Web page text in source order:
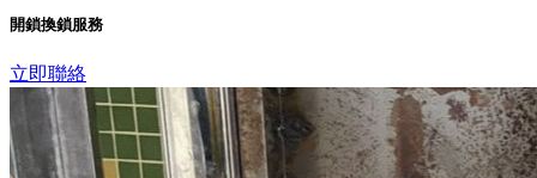
開鎖換鎖服務
立即聯絡